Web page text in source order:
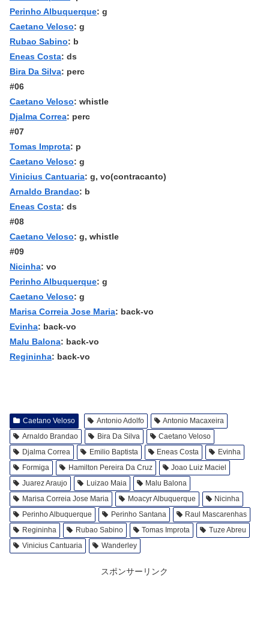
Perinho Albuquerque: g
Caetano Veloso: g
Rubao Sabino: b
Eneas Costa: ds
Bira Da Silva: perc
#06
Caetano Veloso: whistle
Djalma Correa: perc
#07
Tomas Improta: p
Caetano Veloso: g
Vinicius Cantuaria: g, vo(contracanto)
Arnaldo Brandao: b
Eneas Costa: ds
#08
Caetano Veloso: g, whistle
#09
Nicinha: vo
Perinho Albuquerque: g
Caetano Veloso: g
Marisa Correia Jose Maria: back-vo
Evinha: back-vo
Malu Balona: back-vo
Regininha: back-vo
Caetano Veloso Antonio Adolfo
Antonio Macaxeira
Arnaldo Brandao
Bira Da Silva
Caetano Veloso
Djalma Correa
Emilio Baptista Eneas Costa
Evinha
Formiga
Hamilton Pereira Da Cruz
Joao Luiz Maciel
Juarez Araujo
Luizao Maia
Malu Balona
Marisa Correia Jose Maria
Moacyr Albuquerque
Nicinha
Perinho Albuquerque
Perinho Santana
Raul Mascarenhas
Regininha
Rubao Sabino Tomas Improta
Tuze Abreu
Vinicius Cantuaria
Wanderley
スポンサーリンク